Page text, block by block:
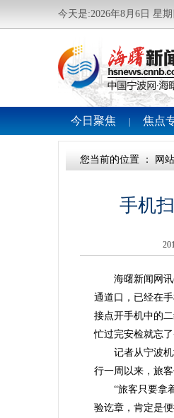
今天是:2026年8月6日 星期
今日聚焦 焦点
您当前的位置 ： 网
手机
海曙新闻网讯(
通道口，已经在
接点开手机中的
忙过完安检就忘
记者从宁波机场
行一周以来，旅
“旅客只要拿着
验讫章，肯定是